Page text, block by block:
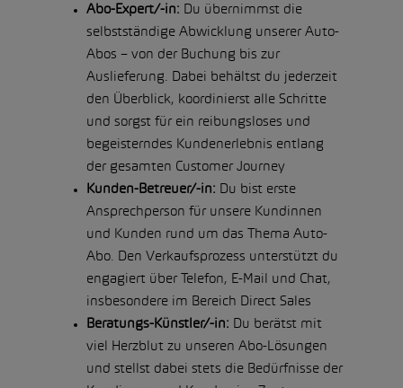
Abo-Expert/-in:
Du übernimmst die
selbstständige Abwicklung unserer Auto-
Abos – von der Buchung bis zur
Auslieferung. Dabei behältst du jederzeit
den Überblick, koordinierst alle Schritte
und sorgst für ein reibungsloses und
begeisterndes Kundenerlebnis entlang
der gesamten Customer Journey
Kunden-Betreuer/-in:
Du bist erste
Ansprechperson für unsere Kundinnen
und Kunden rund um das Thema Auto-
Abo. Den Verkaufsprozess unterstützt du
engagiert über Telefon, E-Mail und Chat,
insbesondere im Bereich Direct Sales
Beratungs-Künstler/-in: Du berätst mit
viel Herzblut zu unseren Abo-Lösungen
und stellst dabei stets die Bedürfnisse der